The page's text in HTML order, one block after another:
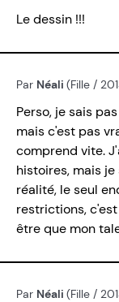
Le dessin !!!
Par Néali (Fille /
Perso, je sais
mais c'est pas
comprend vite.
histoires, mais
réalité, le seul
restrictions,
être que mon
Par Néali (Fille /